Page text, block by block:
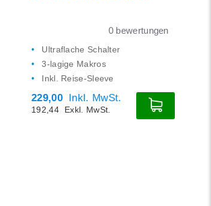
0 bewertungen
Ultraflache Schalter
3-lagige Makros
Inkl. Reise-Sleeve
229,00 Inkl. MwSt.
192,44 Exkl. MwSt.